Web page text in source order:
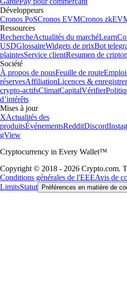
Développeurs
Cronos PoSCronos EVMCronos
Ressources
RechercheActualités du marchéLearn
USDGlossaireWidgets de prixBot
plaintesService clientResumen de
Société
À propos de nousFeuille de route
réservesAffiliationLicences &
crypto-actifsClimatCapitalVérifier
d’intérêts
Mises à jour
XActualités des
produitsÉvénementsRedditDiscord
gView
Cryptocurrency in Every Wallet™
Copyright © 2018 - 2026 Crypto.com.
Conditions générales de l'EEEAvis de
LimitsStatut Préférences en matière de